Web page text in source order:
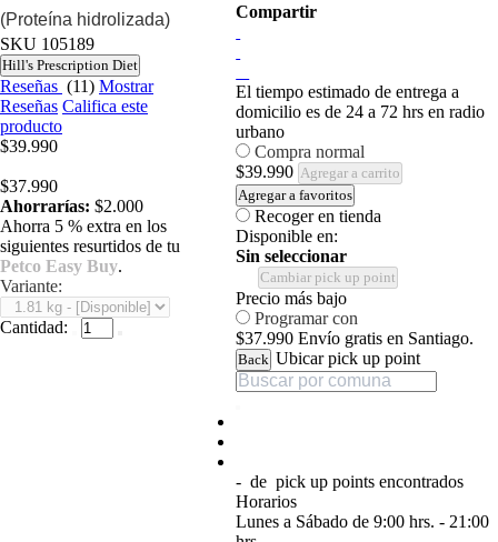
(Proteína hidrolizada)
SKU 105189
Hill's Prescription Diet
Reseñas (11) Mostrar
Reseñas Califica este
producto
$39.990
$37.990
Ahorrarías: $2.000
Ahorra 5 % extra en los
siguientes resurtidos de tu
Petco Easy Buy.
Variante:
Cantidad:
Compartir
El tiempo estimado de entrega a
domicilio es de 24 a 72 hrs en radio
urbano
Compra normal
$39.990 Agregar a carrito
Agregar a favoritos
Recoger en tienda
Disponible en:
Sin seleccionar
Cambiar pick up point
Precio más bajo
Programar con
$37.990Envío gratis en Santiago.
Back Ubicar pick up point
- de pick up points encontrados
Horarios
Lunes a Sábado de 9:00 hrs. - 21:00